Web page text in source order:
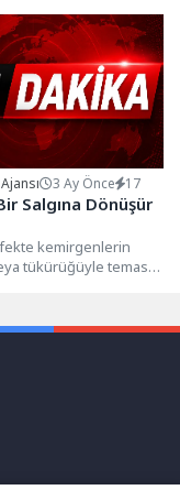
3 Ay Önce 17
Salgına Dönüşür
kemirgenlerin
tükürüğüyle temas